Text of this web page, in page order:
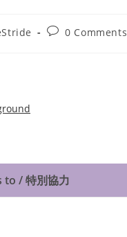
Post0 Comments
to / 特別協力